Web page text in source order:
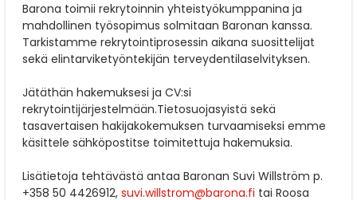
Barona toimii rekrytoinnin yhteistyökumppanina ja
mahdollinen työsopimus solmitaan Baronan kanssa.
Tarkistamme rekrytointiprosessin aikana suosittelijat
sekä elintarviketyöntekijän terveydentilaselvityksen.
Jätäthän hakemuksesi ja CV:si
rekrytointijärjestelmään.Tietosuojasyistä sekä
tasavertaisen hakijakokemuksen turvaamiseksi emme
käsittele sähköpostitse toimitettuja hakemuksia.
Lisätietoja tehtävästä antaa Baronan Suvi Willström p.
+358 50 4426912, suvi.willstrom@barona.fi tai Roosa